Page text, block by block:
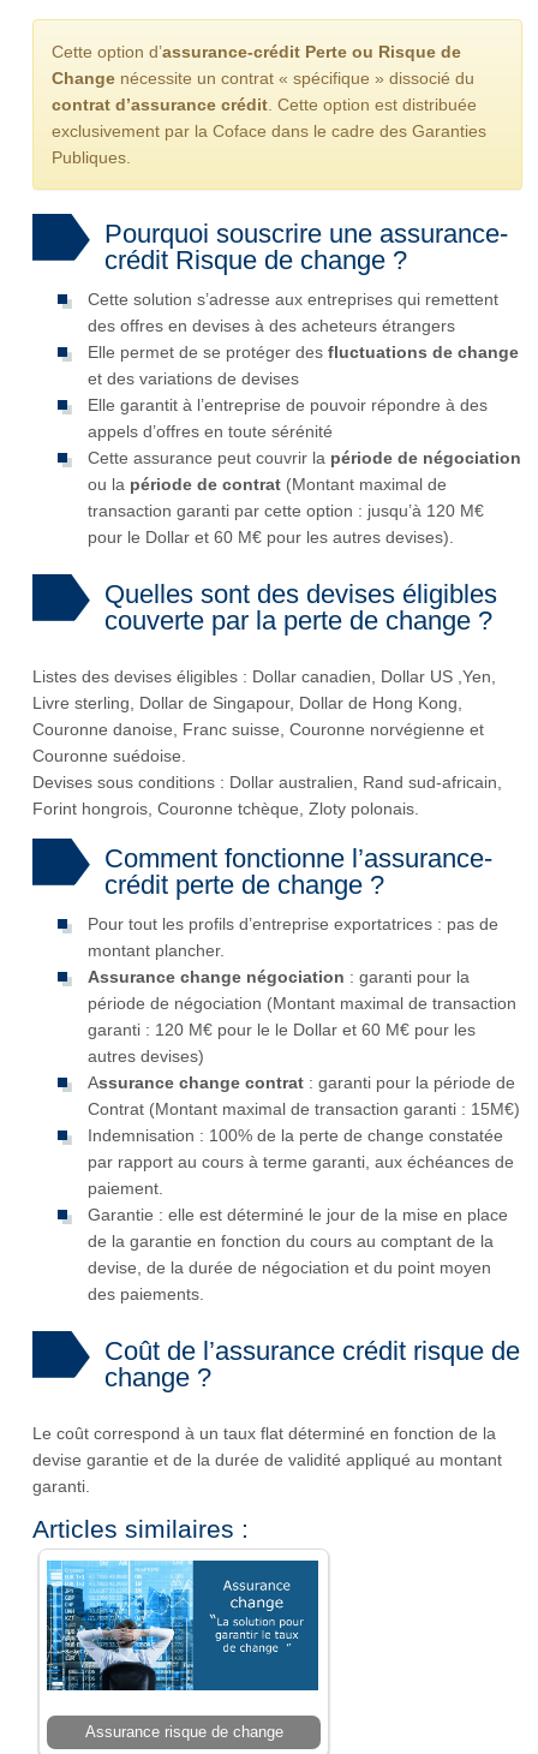
Cette option d’assurance-crédit Perte ou Risque de
Change nécessite un contrat « spécifique » dissocié du
contrat d’assurance crédit . Cette option est distribuée
exclusivement par la Coface dans le cadre des Garanties
Publiques.
Pourquoi souscrire une assurance-
crédit Risque de change ?
Cette solution s’adresse aux entreprises qui remettent
des offres en devises à des acheteurs étrangers
Elle permet de se protéger des fluctuations de change
et des variations de devises
Elle garantit à l’entreprise de pouvoir répondre à des
appels d’offres en toute sérénité
Cette assurance peut couvrir la période de négociation
ou la période de contrat (Montant maximal de
transaction garanti par cette option : jusqu’à 120 M€
pour le Dollar et 60 M€ pour les autres devises).
Quelles sont des devises éligibles
couverte par la perte de change ?
Listes des devises éligibles : Dollar canadien, Dollar US ,Yen,
Livre sterling, Dollar de Singapour, Dollar de Hong Kong,
Couronne danoise, Franc suisse, Couronne norvégienne et
Couronne suédoise.
Devises sous conditions : Dollar australien, Rand sud-africain,
Forint hongrois, Couronne tchèque, Zloty polonais.
Comment fonctionne l’assurance-
crédit perte de change ?
Pour tout les profils d’entreprise exportatrices : pas de
montant plancher.
Assurance change négociation : garanti pour la
période de négociation (Montant maximal de transaction
garanti : 120 M€ pour le le Dollar et 60 M€ pour les
autres devises)
Assurance change contrat : garanti pour la période de
Contrat (Montant maximal de transaction garanti : 15M€)
Indemnisation : 100% de la perte de change constatée
par rapport au cours à terme garanti, aux échéances de
paiement.
Garantie : elle est déterminé le jour de la mise en place
de la garantie en fonction du cours au comptant de la
devise, de la durée de négociation et du point moyen
des paiements.
Coût de l’assurance crédit risque de
change ?
Le coût correspond à un taux flat déterminé en fonction de la
devise garantie et de la durée de validité appliqué au montant
garanti.
Articles similaires :
Assurance risque de change